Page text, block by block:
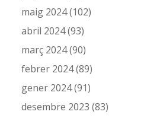
maig 2024(102)
abril 2024(93)
març 2024(90)
febrer 2024(89)
gener 2024(91)
desembre 2023 (83)